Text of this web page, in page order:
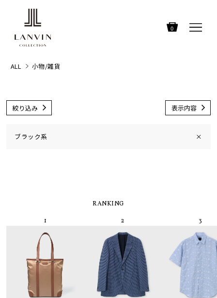
0
ALL 小物/雑貨
絞り込み 表示内容
ブラック系 ×
RANKING